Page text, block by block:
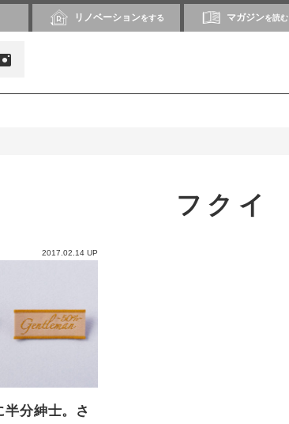
リノベーションをする マガジンを読む
フクイ
2017.02.14 UP
分紳士。さ